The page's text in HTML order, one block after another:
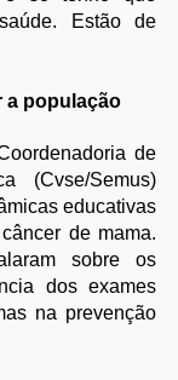
Estão de
a população
de
(Cvse/Semus)
educativas
de mama.
sobre os
dos exames
na prevenção